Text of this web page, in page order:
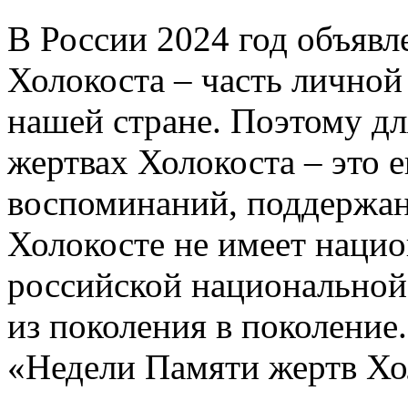
В России 2024 год
Холокоста – часть
нашей стране. Поэтому
жертвах Холокоста – это
воспоминаний,
Холокосте не имеет
российской
из поколения в
«Недели Памяти жертв